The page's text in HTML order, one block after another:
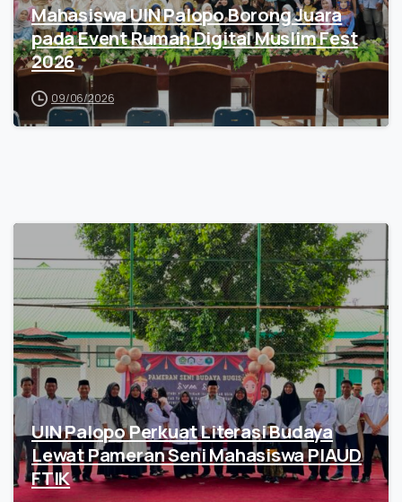
Mahasiswa UIN Palopo Borong Juara
pada Event Rumah Digital Muslim Fest
2026
09/06/2026
UIN Palopo Perkuat Literasi Budaya
Lewat Pameran Seni Mahasiswa PIAUD
FTIK